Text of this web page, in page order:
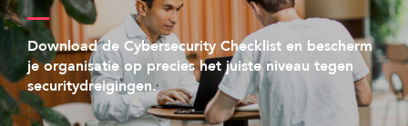
Download de Cybersecurity Checklist en bescherm
je organisatie op precies het juiste niveau tegen
securitydreigingen.